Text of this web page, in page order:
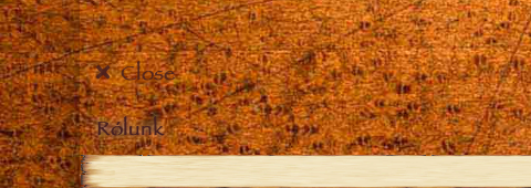
Close
Rólunk